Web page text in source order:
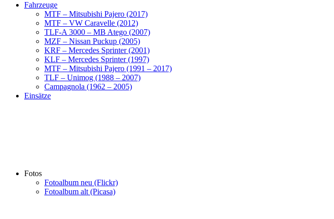
Fahrzeuge
MTF – Mitsubishi Pajero (2017)
MTF – VW Caravelle (2012)
TLF-A 3000 – MB Atego (2007)
MZF – Nissan Puckup (2005)
KRF – Mercedes Sprinter (2001)
KLF – Mercedes Sprinter (1997)
MTF – Mitsubishi Pajero (1991 – 2017)
TLF – Unimog (1988 – 2007)
Campagnola (1962 – 2005)
Einsätze
Fotos
Fotoalbum neu (Flickr)
Fotoalbum alt (Picasa)